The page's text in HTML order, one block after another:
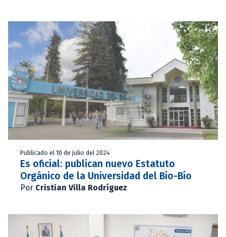
Publicado el 10 de julio del 2024
Es oficial: publican nuevo Estatuto
Orgánico de la Universidad del Bío-Bío
Por Cristian Villa Rodríguez